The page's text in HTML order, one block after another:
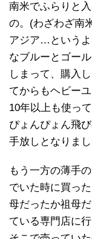
南米でふらりと
の。(わざわざ南
アジア…という
なブルーとゴー
しまって、購入
てからもヘビー
10年以上も使っ
ぴょんぴょん飛
手放しとなりまし
もう一方の薄手
でいた時に買った
母だったか祖母
ている専門店に行